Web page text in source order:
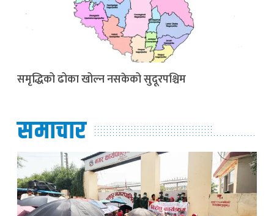
समृद्धिको ढोका खोल्न नसकेको सुदूरपश्चिम
समाचार